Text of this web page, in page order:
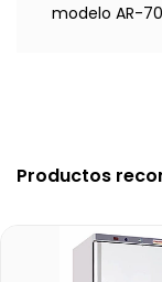
modelo AR-
Productos